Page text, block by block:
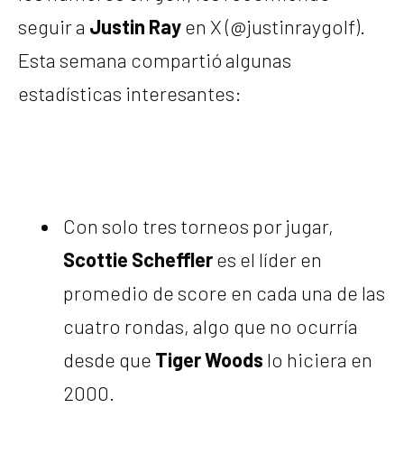
seguir a Justin Rayen X (@justinraygolf).
Esta semana compartió algunas
estadísticas interesantes:
Con solo tres torneos por jugar,
Scottie Scheffleres el líder en
promedio de score en cada una de las
cuatro rondas, algo que no ocurría
desde que Tiger Woods lo hiciera en
2000.